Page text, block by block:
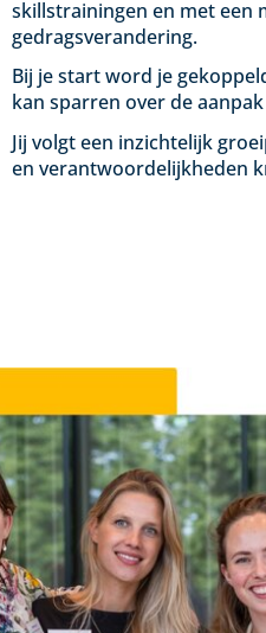
skillstrainingen en met een
gedragsverandering.
Bij je start word je
kan sparren over de
Jij volgt een inzichtelijk
en verantwoordelijkheden